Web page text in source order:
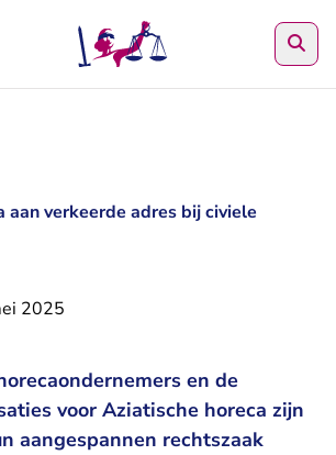
aan verkeerde adres bij civiele
2025
en de
voor Aziatische horeca zijn
aangespannen rechtszaak